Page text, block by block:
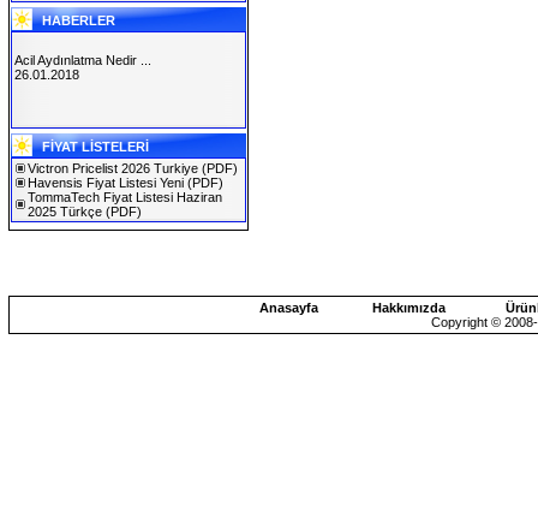
HABERLER
SOLAREX ISTANBUL 2019
30.01.2019
Acil Aydınlatma Nedir ...
26.01.2018
FİYAT LİSTELERİ
Victron Pricelist 2026 Turkiye (PDF)
Havensis Fiyat Listesi Yeni (PDF)
TommaTech Fiyat Listesi Haziran
2025 Türkçe (PDF)
Anasayfa Hakkımızda
Copyright ©